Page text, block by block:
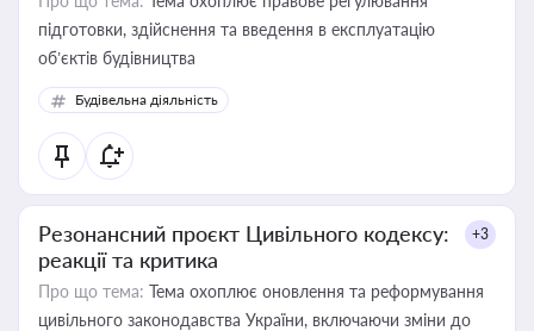
підготовки, здійснення та введення в експлуатацію
об’єктів будівництва
Будівельна діяльність
Резонансний проєкт Цивільного кодексу:
реакції та критика
+3
Про що тема: Тема охоплює оновлення та реформування
цивільного законодавства України, включаючи зміни до